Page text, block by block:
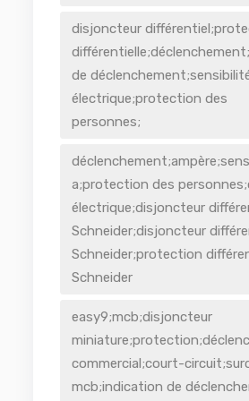
disjoncteur
de
électrique;protection des
personnes;
a;protection des
électrique;disjoncteur
Schneider;disjoncteur
Schneider;protection
Schneider
easy9;mcb;disjoncteur
commercial;court-
mcb;indication de